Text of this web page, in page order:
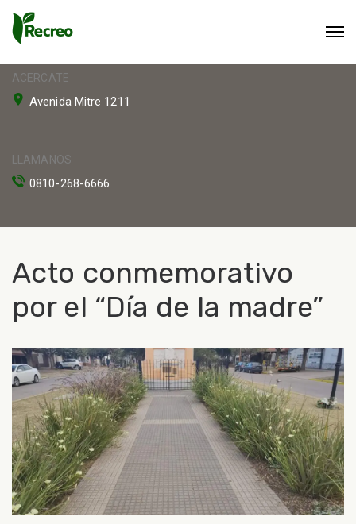
ACERCATE
Avenida Mitre 1211
LLAMANOS
0810-268-6666
Acto conmemorativo
por el “Día de la madre”